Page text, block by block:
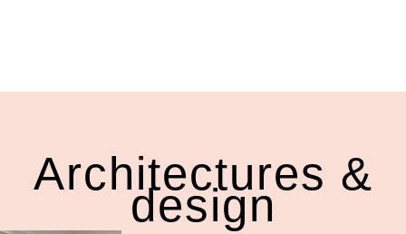
Architectures &
design